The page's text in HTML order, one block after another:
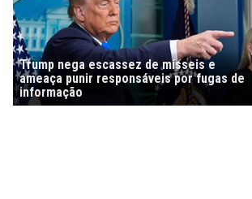
Trump nega escassez de mísseis e
ameaça punir responsáveis por fugas de
informação